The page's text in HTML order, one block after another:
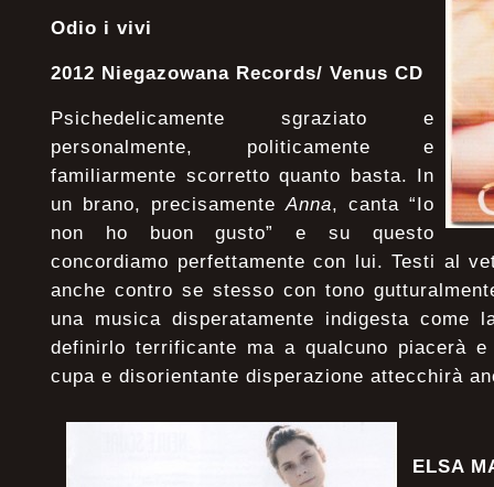
Odio i vivi
2012 Niegazowana Records/ Venus CD
Psichedelicamente sgraziato e
personalmente, politicamente e
familiarmente scorretto quanto basta. In
un brano, precisamenteAnna, canta “Io
non ho buon gusto” e su questo
concordiamo perfettamente con lui. Testi al
anche contro se stesso con tono
una musica disperatamente indigesta come
definirlo terrificante ma a qualcuno piacerà
cupa e disorientante disperazione attecchirà
ELSA